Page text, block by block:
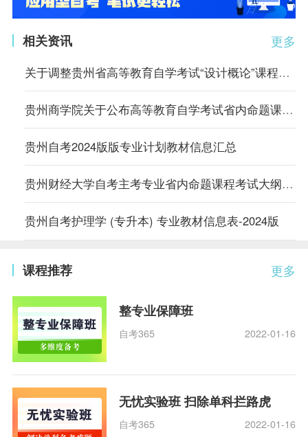
更多
相关资讯
关于调整贵州省高等教育自学考试“设计概论”课程推荐教材的通告
贵州商学院关于公布高等教育自学考试省内命题课程考试大纲的通知
贵州自考2024版版专业计划教材信息汇总
贵州财经大学自考主考专业省内命题课程考试大纲公布
贵州自考护理学 (专升本) 专业教材信息表-2024版
更多
课程推荐
整专业保障班
自考365 2022-01-16
无忧实验班 扫除单科拦路虎
自考365 2022-01-16